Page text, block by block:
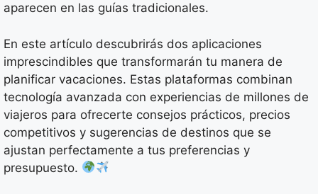
aparecen en las guías tradicionales.
En este artículo descubrirás dos aplicaciones
imprescindibles que transformarán tu manera de
planificar vacaciones. Estas plataformas combinan
tecnología avanzada con experiencias de millones de
viajeros para ofrecerte consejos prácticos, precios
competitivos y sugerencias de destinos que se
ajustan perfectamente a tus preferencias y
presupuesto.